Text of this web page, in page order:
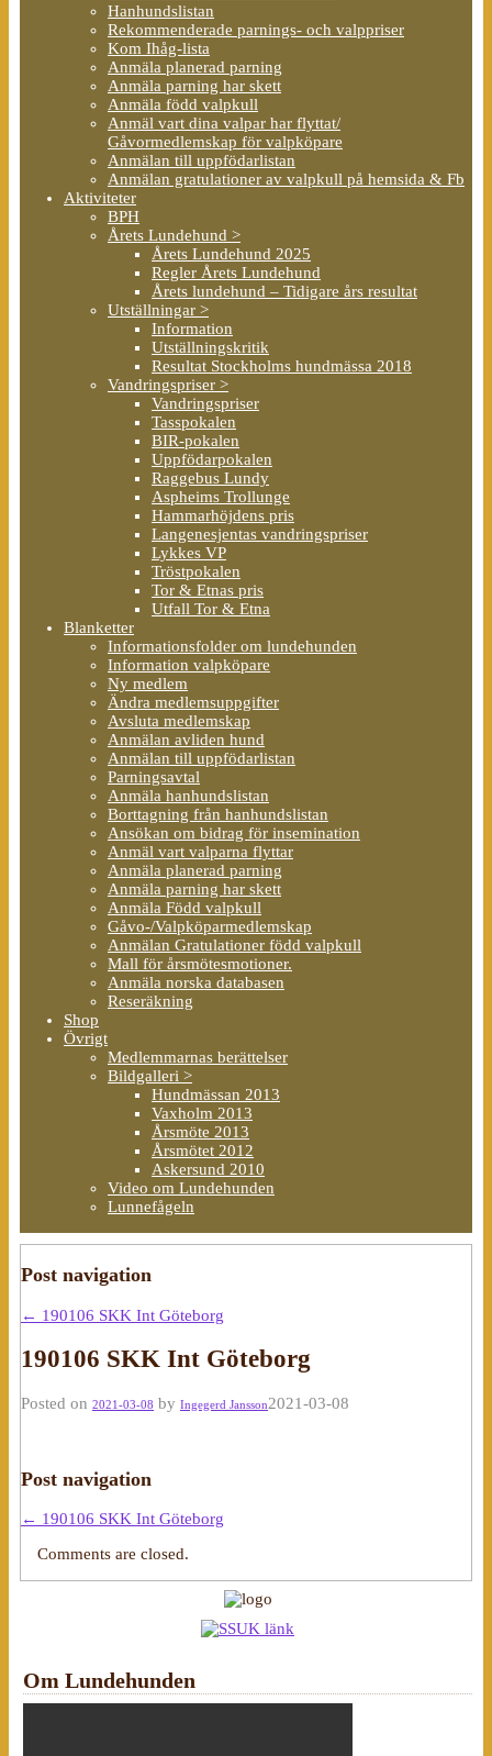
Hanhundslistan
Rekommenderade parnings- och valppriser
Kom Ihåg-lista
Anmäla planerad parning
Anmäla parning har skett
Anmäla född valpkull
Anmäl vart dina valpar har flyttat/
Gåvormedlemskap för valpköpare
Anmälan till uppfödarlistan
Anmälan gratulationer av valpkull på hemsida & Fb
Aktiviteter
BPH
Årets Lundehund >
Årets Lundehund 2025
Regler Årets Lundehund
Årets lundehund – Tidigare års resultat
Utställningar >
Information
Utställningskritik
Resultat Stockholms hundmässa 2018
Vandringspriser >
Vandringspriser
Tasspokalen
BIR-pokalen
Uppfödarpokalen
Raggebus Lundy
Aspheims Trollunge
Hammarhöjdens pris
Langenesjentas vandringspriser
Lykkes VP
Tröstpokalen
Tor & Etnas pris
Utfall Tor & Etna
Blanketter
Informationsfolder om lundehunden
Information valpköpare
Ny medlem
Ändra medlemsuppgifter
Avsluta medlemskap
Anmälan avliden hund
Anmälan till uppfödarlistan
Parningsavtal
Anmäla hanhundslistan
Borttagning från hanhundslistan
Ansökan om bidrag för insemination
Anmäl vart valparna flyttar
Anmäla planerad parning
Anmäla parning har skett
Anmäla Född valpkull
Gåvo-/Valpköparmedlemskap
Anmälan Gratulationer född valpkull
Mall för årsmötesmotioner.
Anmäla norska databasen
Reseräkning
Shop
Övrigt
Medlemmarnas berättelser
Bildgalleri >
Hundmässan 2013
Vaxholm 2013
Årsmöte 2013
Årsmötet 2012
Askersund 2010
Video om Lundehunden
Lunnefågeln
Post navigation
← 190106 SKK Int Göteborg
190106 SKK Int Göteborg
Posted on 2021-03-08 by Ingegerd Jansson2021-03-08
Post navigation
← 190106 SKK Int Göteborg
Comments are closed.
Om Lundehunden